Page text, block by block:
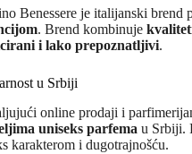
Benessere je italijanski brend
. Brend kombinuje
i lako prepoznatljivi.
u Srbiji
online prodaji i
uniseks parfema u Srbiji.
karakterom i dugotrajnošću.